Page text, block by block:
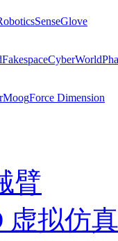
SenseGlove
FakespaceCyberWorld
MoogForce Dimension
臂
虚拟仿